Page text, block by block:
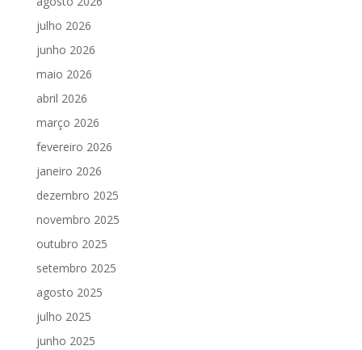
julho 2026
junho 2026
maio 2026
abril 2026
março 2026
fevereiro 2026
janeiro 2026
dezembro 2025
novembro 2025
outubro 2025
setembro 2025
agosto 2025
julho 2025
junho 2025